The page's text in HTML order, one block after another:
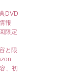
DVD
報
限定
と限
、初